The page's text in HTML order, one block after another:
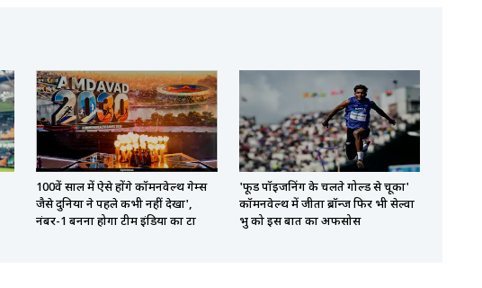
100वें साल में ऐसे होंगे कॉमनवेल्थ गेम्स
जैसे दुनिया ने पहले कभी नहीं देखा',
नंबर-1 बनना होगा टीम इंडिया का टा
'फूड पॉइजनिंग के चलते गोल्ड से चूका'
कॉमनवेल्थ में जीता ब्रॉन्ज फिर भी सेल्वा
प्रभु को इस बात का अफसोस